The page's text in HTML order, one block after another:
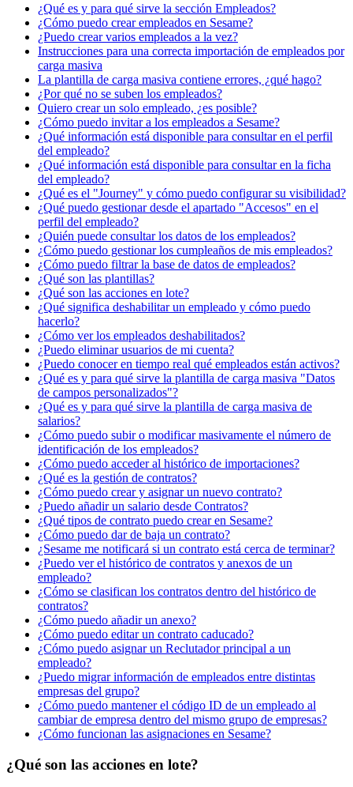
¿Qué es y para qué sirve la sección Empleados?
¿Cómo puedo crear empleados en Sesame?
¿Puedo crear varios empleados a la vez?
Instrucciones para una correcta importación de empleados por
carga masiva
La plantilla de carga masiva contiene errores, ¿qué hago?
¿Por qué no se suben los empleados?
Quiero crear un solo empleado, ¿es posible?
¿Cómo puedo invitar a los empleados a Sesame?
¿Qué información está disponible para consultar en el perfil
del empleado?
¿Qué información está disponible para consultar en la ficha
del empleado?
¿Qué es el "Journey" y cómo puedo configurar su visibilidad?
¿Qué puedo gestionar desde el apartado "Accesos" en el
perfil del empleado?
¿Quién puede consultar los datos de los empleados?
¿Cómo puedo gestionar los cumpleaños de mis empleados?
¿Cómo puedo filtrar la base de datos de empleados?
¿Qué son las plantillas?
¿Qué son las acciones en lote?
¿Qué significa deshabilitar un empleado y cómo puedo
hacerlo?
¿Cómo ver los empleados deshabilitados?
¿Puedo eliminar usuarios de mi cuenta?
¿Puedo conocer en tiempo real qué empleados están activos?
¿Qué es y para qué sirve la plantilla de carga masiva "Datos
de campos personalizados"?
¿Qué es y para qué sirve la plantilla de carga masiva de
salarios?
¿Cómo puedo subir o modificar masivamente el número de
identificación de los empleados?
¿Cómo puedo acceder al histórico de importaciones?
¿Qué es la gestión de contratos?
¿Cómo puedo crear y asignar un nuevo contrato?
¿Puedo añadir un salario desde Contratos?
¿Qué tipos de contrato puedo crear en Sesame?
¿Cómo puedo dar de baja un contrato?
¿Sesame me notificará si un contrato está cerca de terminar?
¿Puedo ver el histórico de contratos y anexos de un
empleado?
¿Cómo se clasifican los contratos dentro del histórico de
contratos?
¿Cómo puedo añadir un anexo?
¿Cómo puedo editar un contrato caducado?
¿Cómo puedo asignar un Reclutador principal a un
empleado?
¿Puedo migrar información de empleados entre distintas
empresas del grupo?
¿Cómo puedo mantener el código ID de un empleado al
cambiar de empresa dentro del mismo grupo de empresas?
¿Cómo funcionan las asignaciones en Sesame?
¿Qué son las acciones en lote?